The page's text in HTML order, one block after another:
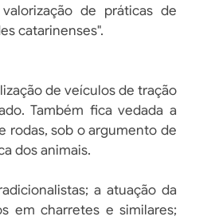
de práticas de
catarinenses".
de veículos de tração
Também fica vedada a
rodas, sob o argumento de
dos animais.
a atuação da
em charretes e similares;